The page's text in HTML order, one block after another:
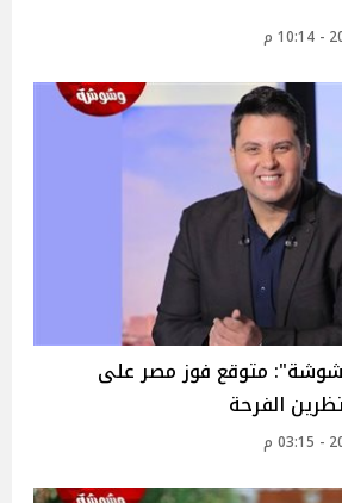
متوقع فوز مصر على